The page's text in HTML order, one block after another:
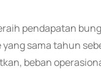
pendapatan
sama tahun
beban